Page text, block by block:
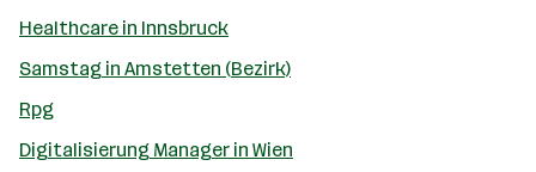
Healthcare in Innsbruck
Samstag in Amstetten (Bezirk)
Rpg
Digitalisierung Manager in Wien